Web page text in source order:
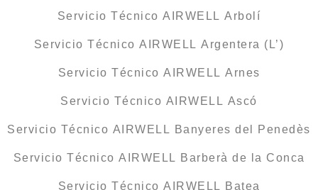
Servicio Técnico AIRWELL Arbolí
Servicio Técnico AIRWELL Argentera (L’)
Servicio Técnico AIRWELL Arnes
Servicio Técnico AIRWELL Ascó
Servicio Técnico AIRWELL Banyeres del Penedès
Servicio Técnico AIRWELL Barberà de la Conca
Servicio Técnico AIRWELL Batea